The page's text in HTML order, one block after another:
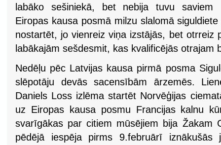
labāko sešiniekā, bet nebija tuvu saviem
Eiropas kausa posmā milzu slalomā
nostartēt, jo vienreiz viņa izstājās, bet otrreiz
labākajām sešdesmit, kas kvalificējās otrajam
Nedēļu pēc Latvijas kausa pirmā posma
slēpotāju devās sacensībām ārzemēs.
Daniels Loss izlēma startēt Norvēģijas
uz Eiropas kausa posmu Francijas kalnu
svarīgākas par citiem mūsējiem bija Žakam
pēdējā iespēja pirms 9.februārī iznākušās